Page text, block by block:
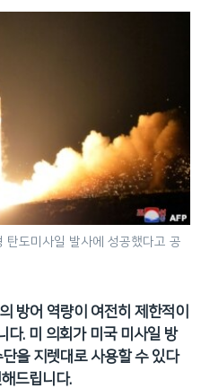
도미사일 발사에 성공했다고 공
방어 역량이 여전히 제한적이
다. 미 의회가 미국 미사일 방
을 지렛대로 사용할 수 있다
드립니다.